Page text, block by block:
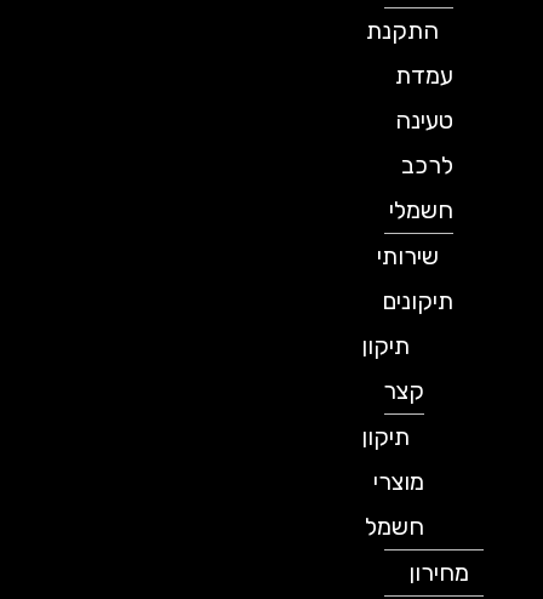
התקנת
עמדת
טעינה
לרכב
חשמלי
שירותי
תיקונים
תיקון
תיקון
מוצרי
חשמל
מחירון